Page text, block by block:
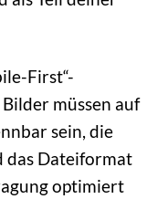
First“-
müssen auf
sein, die
das Dateiformat
optimiert